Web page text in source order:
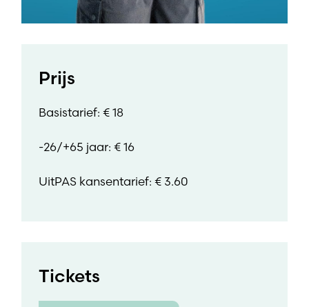
Prijs
Basistarief: € 18
-26/+65 jaar: € 16
UitPAS kansentarief: € 3.60
Tickets